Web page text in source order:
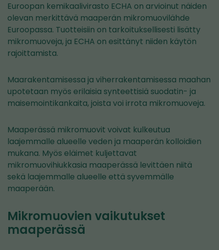
Euroopan kemikaalivirasto ECHA on arvioinut näiden
olevan merkittävä maaperän mikromuovilähde
Euroopassa. Tuotteisiin on tarkoituksellisesti lisätty
mikromuoveja, ja ECHA on esittänyt niiden käytön
rajoittamista.
Maarakentamisessa ja viherrakentamisessa maahan
upotetaan myös erilaisia synteettisiä suodatin- ja
maisemointikankaita, joista voi irrota mikromuoveja.
Maaperässä mikromuovit voivat kulkeutua
laajemmalle alueelle veden ja maaperän kolloidien
mukana. Myös eläimet kuljettavat
mikromuovihiukkasia maaperässä levittäen niitä
sekä laajemmalle alueelle että syvemmälle
maaperään.
Mikromuovien vaikutukset
maaperässä